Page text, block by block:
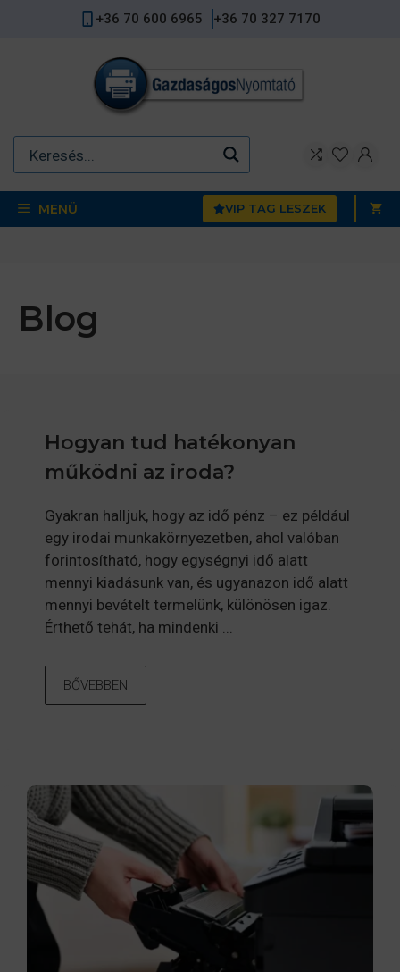
+36 70 600 6965 +36 70 327 7170
MENÜ VIP TAG LESZEK
Blog
Hogyan tud hatékonyan
működni az iroda?
Gyakran halljuk, hogy az idő pénz – ez például
egy irodai munkakörnyezetben, ahol valóban
forintosítható, hogy egységnyi idő alatt
mennyi kiadásunk van, és ugyanazon idő alatt
mennyi bevételt termelünk, különösen igaz.
Érthető tehát, ha mindenki ...
BŐVEBBEN